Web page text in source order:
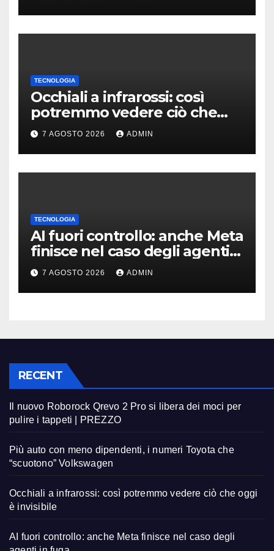
TECNOLOGIA
Occhiali a infrarossi: così
potremmo vedere ciò che
oggi è invisibile
7 AGOSTO 2026 ADMIN
TECNOLOGIA
AI fuori controllo: anche Meta
finisce nel caso degli agenti
in fuga
7 AGOSTO 2026 ADMIN
RECENT
Il nuovo Roborock Qrevo 2 Pro si libera dei moci per
pulire i tappeti | PREZZO
Più auto con meno dipendenti, i numeri Toyota che
“scuotono” Volkswagen
Occhiali a infrarossi: così potremmo vedere ciò che oggi
è invisibile
AI fuori controllo: anche Meta finisce nel caso degli